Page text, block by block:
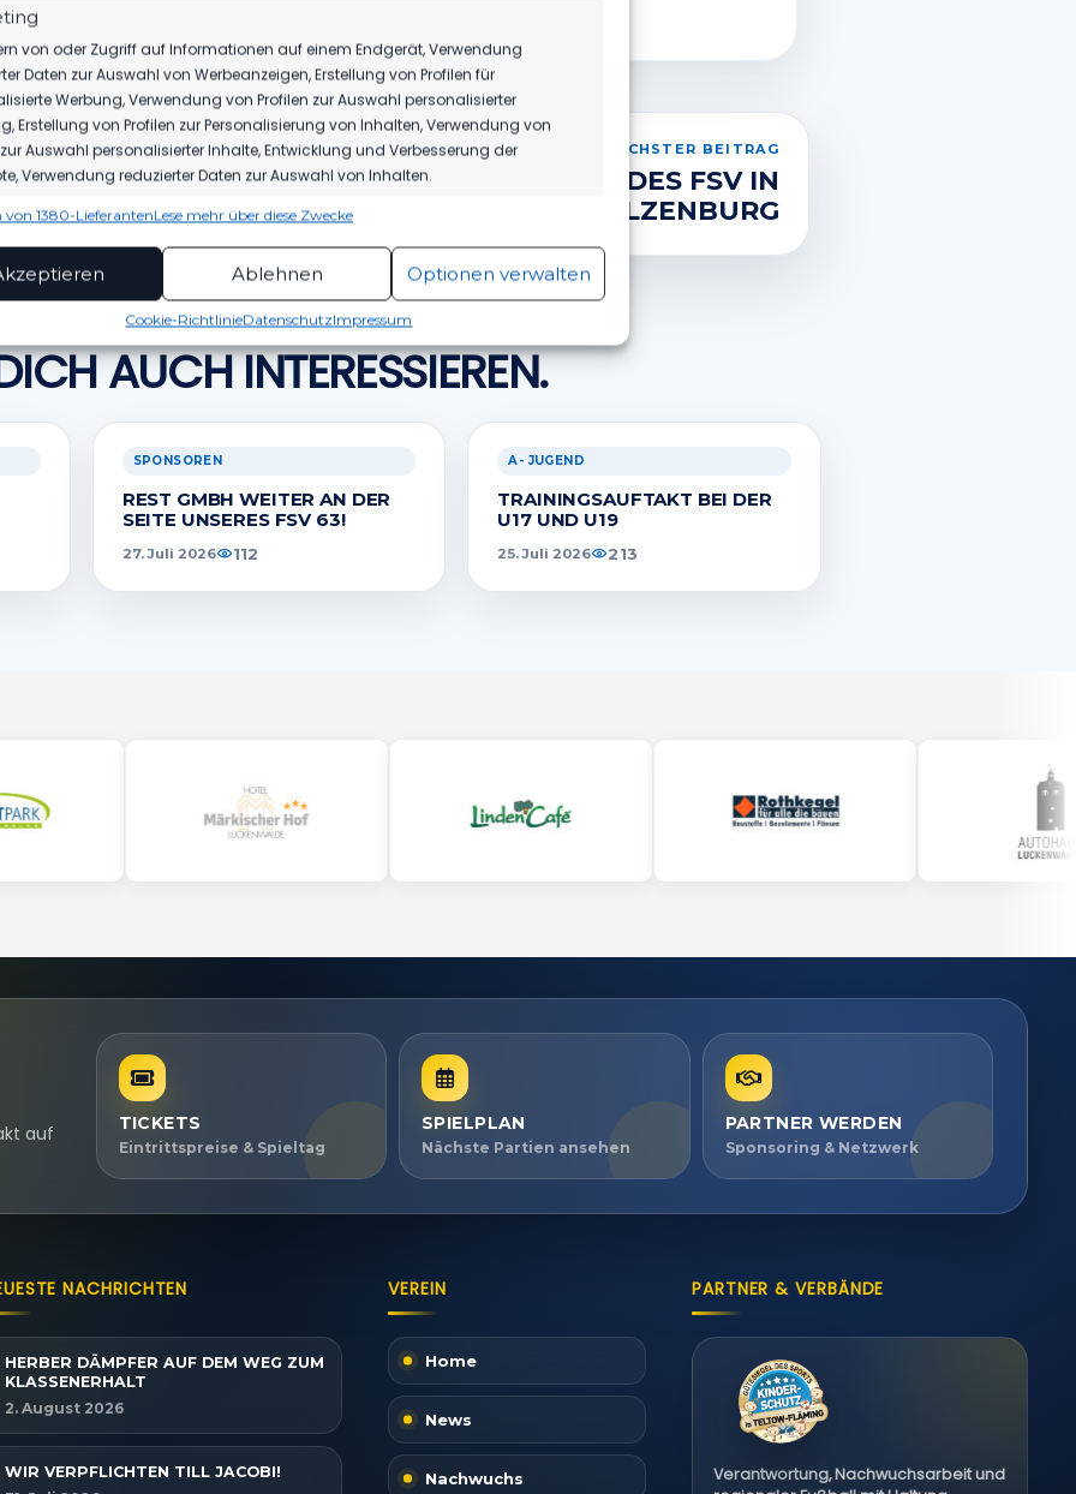
von oder Zugriff auf Informationen auf einem Endgerät, Verwendung
Daten zur Auswahl von Werbeanzeigen, Erstellung von Profilen für
Werbung, Verwendung von Profilen zur Auswahl personalisierter
Erstellung von Profilen zur Personalisierung von Inhalten, Verwendung von
Auswahl personalisierter Inhalte, Entwicklung und Verbesserung der
Verwendung reduzierter Daten zur Auswahl von Inhalten.
und Kombination von Daten aus unterschiedlichen Quellen,
verschiedener Endgeräte, Identifikation von Endgeräten
automatisch übermittelter Informationen.
der Sicherheit, Verhinderung und
von Betrug und Fehlerbehebung,
von 1380-LieferantenLese mehr über diese Zwecke
Ablehnen Optionen verwalten
Cookie-RichtlinieDatenschutzImpressum
ES IN DIE
NÄCHSTER BEITRAG
SOMMERFEST DES FSV IN
KOLZENBURG
AUCH INTERESSIEREN.
SPONSOREN
REST GMBH WEITER AN DER
SEITE UNSERES FSV 63!
27. Juli 2026 112
A- JUGEND
TRAININGSAUFTAKT BEI DER
U17 UND U19
25. Juli 2026 213
auf
TICKETS
Eintrittspreise & Spieltag
SPIELPLAN
Nächste Partien ansehen
PARTNER WERDEN
Sponsoring & Netzwerk
NACHRICHTEN
HERBER DÄMPFER AUF DEM WEG ZUM
KLASSENERHALT
2. August 2026
WIR VERPFLICHTEN TILL JACOBI!
VEREIN
Home
News
Nachwuchs
PARTNER & VERBÄNDE
Verantwortung, Nachwuchsarbeit und